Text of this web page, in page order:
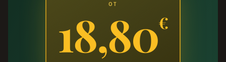
ОТ
18,80€